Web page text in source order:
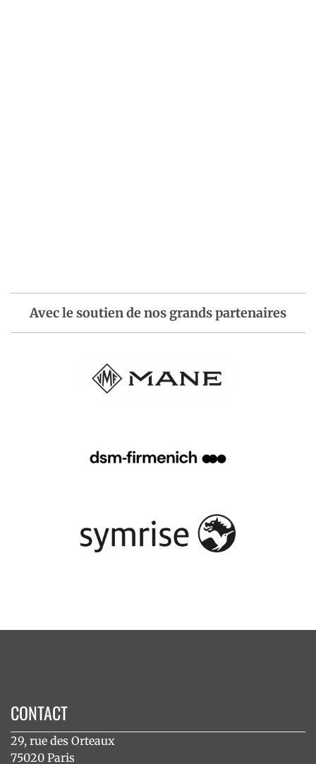
Avec le soutien de nos grands partenaires
CONTACT
29, rue des Orteaux
75020 Paris